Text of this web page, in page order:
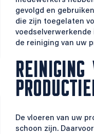
gevolgd en
die zijn toegelaten
de reiniging van uw
REINIGING
De vloeren van uw
schoon zijn.